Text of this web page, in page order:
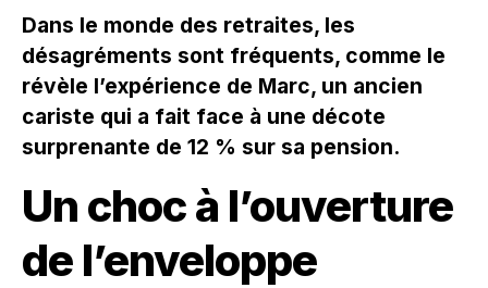
Dans le monde des retraites, les
désagréments sont fréquents, comme le
révèle l’expérience de Marc, un ancien
cariste qui a fait face à une décote
surprenante de 12 % sur sa pension.
Un choc à l’ouverture
de l’enveloppe